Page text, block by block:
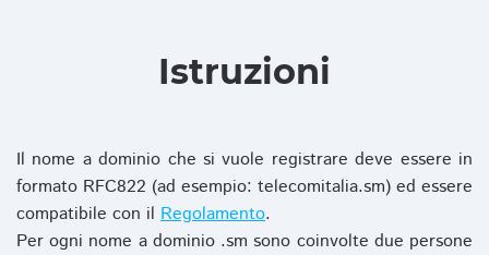
Istruzioni
Il nome a dominio che si vuole registrare deve essere in
formato RFC822 (ad esempio: telecomitalia.sm) ed essere
compatibile con il Regolamento.
Per ogni nome a dominio .sm sono coinvolte due persone